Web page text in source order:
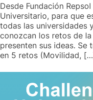
Desde Fundación
Universitario, para que
todas las universidades
conozcan los retos de
presenten sus ideas.
en 5 retos (Movilidad,